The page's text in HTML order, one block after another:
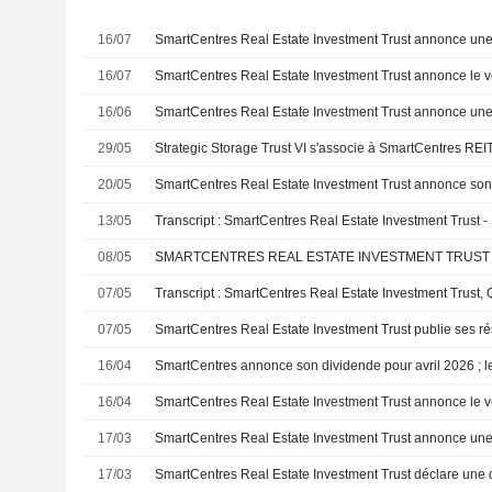
16/07
16/07
16/06
29/05
20/05
13/05
08/05
07/05
07/05
16/04
16/04
17/03
17/03